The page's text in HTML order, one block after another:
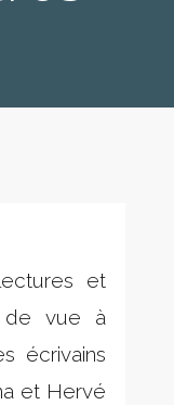
et
de vue à
écrivains
et Hervé